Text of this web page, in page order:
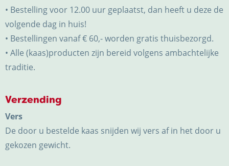
• Bestelling voor 12.00 uur geplaatst, dan heeft u deze de
volgende dag in huis!
• Bestellingen vanaf € 60,- worden gratis thuisbezorgd.
• Alle (kaas)producten zijn bereid volgens ambachtelijke
traditie.
Verzending
Vers
De door u bestelde kaas snijden wij vers af in het door u
gekozen gewicht.